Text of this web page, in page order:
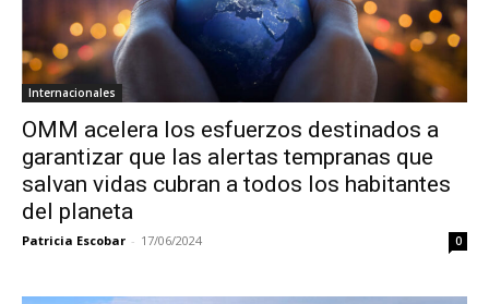
Internacionales
OMM acelera los esfuerzos destinados a
garantizar que las alertas tempranas que
salvan vidas cubran a todos los habitantes
del planeta
Patricia Escobar - 17/06/2024 0